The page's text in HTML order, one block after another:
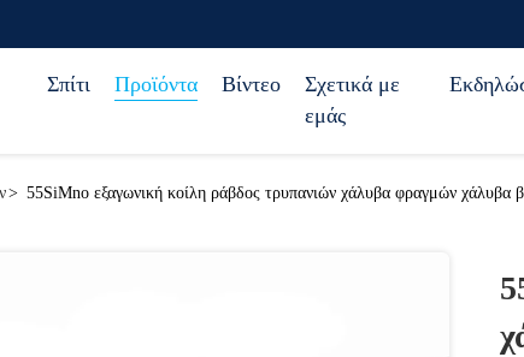
Σπίτι Προϊόντα Βίντεο
Σχετικά με
εμάς
> 55SiMno εξαγωνική κοίλη ράβδος τρυπανιών χάλυβα φραγμών χάλυβα